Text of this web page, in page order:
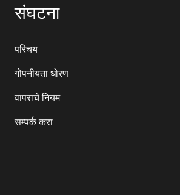
संघटना
परिचय
गोपनीयता धोरण
वापराचे नियम
सम्पर्क करा